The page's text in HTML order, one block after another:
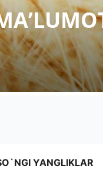
YANGLIKLAR